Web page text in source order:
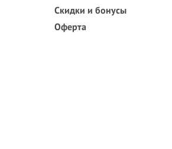
Скидки и бонусы
Оферта